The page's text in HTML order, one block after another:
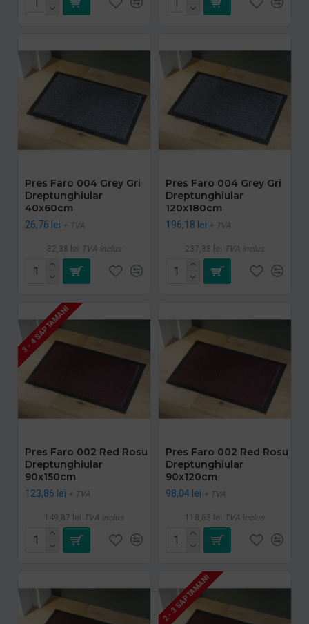
Pres Faro 004 Grey Gri
Dreptunghiular
40x60cm
26,76 lei + TVA
32,38 lei TVA inclus
Pres Faro 004 Grey Gri
Dreptunghiular
120x180cm
196,18 lei + TVA
237,38 lei TVA inclus
3 - 4 SAPTAMANI
Pres Faro 002 Red Rosu
Dreptunghiular
90x150cm
123,86 lei + TVA
149,87 lei TVA inclus
Pres Faro 002 Red Rosu
Dreptunghiular
90x120cm
98,04 lei + TVA
118,63 lei TVA inclus
2 - 3 SAPTAMANI